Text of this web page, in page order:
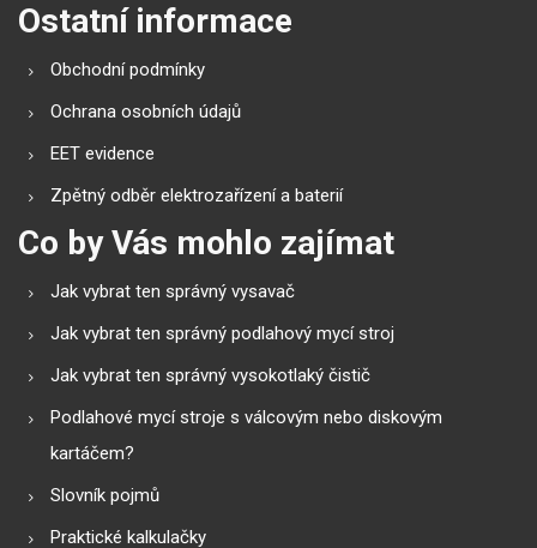
Ostatní informace
Obchodní podmínky
Ochrana osobních údajů
EET evidence
Zpětný odběr elektrozařízení a baterií
Co by Vás mohlo zajímat
Jak vybrat ten správný vysavač
Jak vybrat ten správný podlahový mycí stroj
Jak vybrat ten správný vysokotlaký čistič
Podlahové mycí stroje s válcovým nebo diskovým
kartáčem?
Slovník pojmů
Praktické kalkulačky